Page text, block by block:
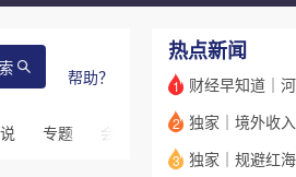
帮助？
专题 会议 话题 特别呈现
热点新闻
1
2
3